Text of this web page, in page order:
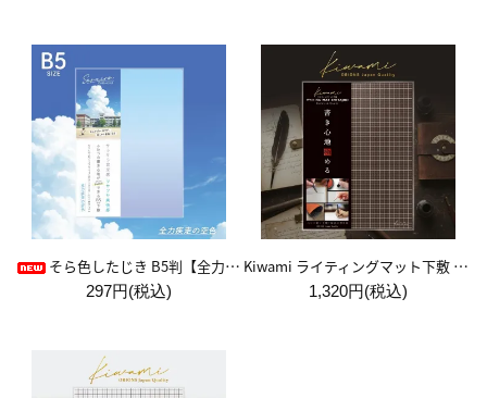
そら色したじき B5判【全力疾走の空色】
297円(税込)
Kiwami ライティングマット下敷 A4+【ブラウン&キャメル】
1,320円(税込)